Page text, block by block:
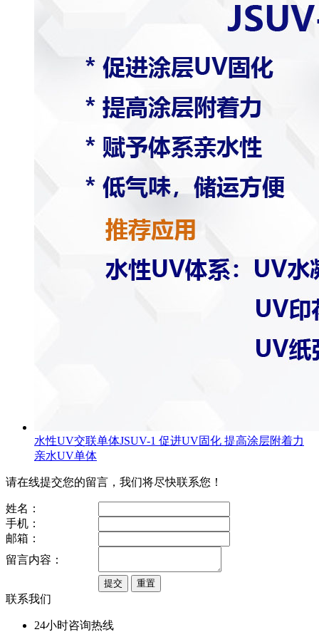
水性UV交联单体JSUV-1 促进UV固化 提高涂层附着力
亲水UV单体
请在线提交您的留言，我们将尽快联系您！
姓名：
手机：
邮箱：
留言内容：
联系我们
24小时咨询热线